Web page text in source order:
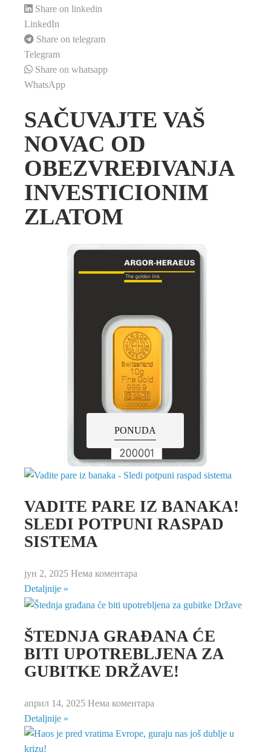
Share on linkedin
LinkedIn
Share on telegram
Telegram
Share on whatsapp
WhatsApp
SAČUVAJTE VAŠ
NOVAC OD
OBEZVREĐIVANJA
INVESTICIONIM
ZLATOM
PONUDA
VADITE PARE IZ BANAKA!
SLEDI POTPUNI RASPAD
SISTEMA
јун 2, 2025Нема коментара
Detaljnije »
ŠTEDNJA GRAĐANA ĆE
BITI UPOTREBLJENA ZA
GUBITKE DRŽAVE!
април 14, 2025Нема коментара
Detaljnije »